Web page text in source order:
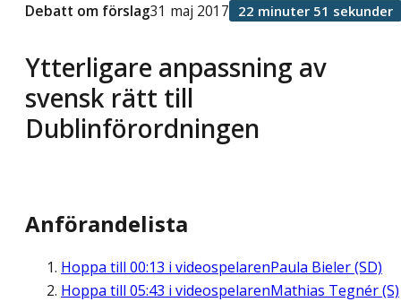
Ytterligare anpassning av
svensk rätt till
Dublinförordningen
Debatt om förslag31 maj 2017 22 minuter 51 sekunder
Anförandelista
Hoppa till 00:13 i videospelarenPaula Bieler (SD)
Hoppa till 05:43 i videospelarenMathias Tegnér (S)